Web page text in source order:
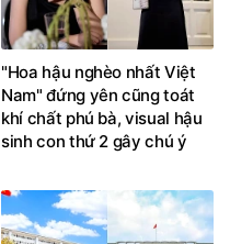
"Hoa hậu nghèo nhất Việt
Nam" đứng yên cũng toát
khí chất phú bà, visual hậu
sinh con thứ 2 gây chú ý